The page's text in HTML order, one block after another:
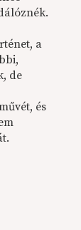
a
de
és